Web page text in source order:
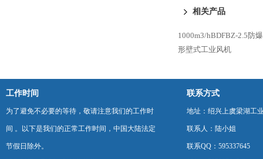
相关产品
1000m3/hBDFBZ-2.5防
形壁式工业风机
工作时间
为了避免不必要的等待，敬请注意我们的工作时
间 。以下是我们的正常工作时间，中国大陆法定
节假日除外。
联系方式
地址：绍兴上虞梁湖工
联系人：陆小姐
联系QQ：595337645